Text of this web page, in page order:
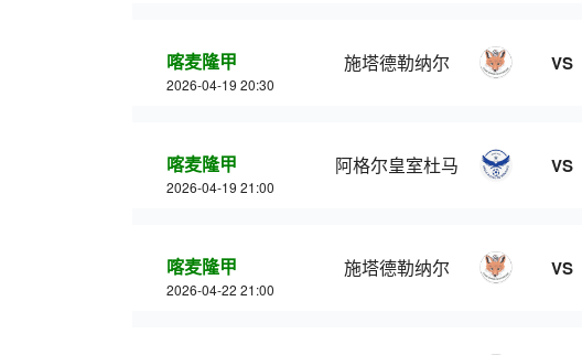
喀麦隆甲
2026-04-19 20:30
施塔德勒纳尔 VS
喀麦隆甲
2026-04-19 21:00
阿格尔皇室杜马 VS
喀麦隆甲
2026-04-22 21:00
施塔德勒纳尔 VS